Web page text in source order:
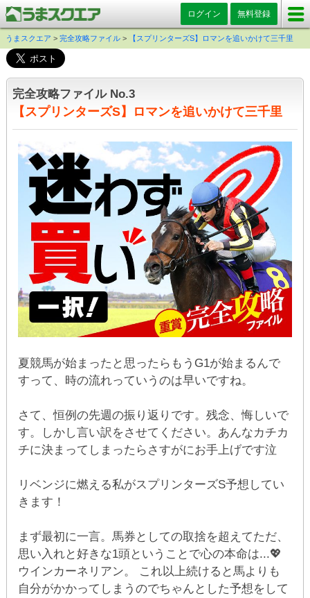
ログイン 無料登録
うまスクエア > 完全攻略ファイル > 【スプリンターズS】ロマンを追いかけて三千里
完全攻略ファイル No.3
【スプリンターズS】ロマンを追いかけて三千里
夏競馬が始まったと思ったらもうG1が始まるんで
すって、時の流れっていうのは早いですね。
さて、恒例の先週の振り返りです。残念、悔しいで
す。しかし言い訳をさせてください。あんなカチカ
チに決まってしまったらさすがにお手上げです泣
リベンジに燃える私がスプリンターズS予想してい
きます！
まず最初に一言。馬券としての取捨を超えてただ、
思い入れと好きな1頭ということで心の本命は...💖
ウインカーネリアン。 これ以上続けると馬よりも
自分がかかってしまうのでちゃんとした予想をして